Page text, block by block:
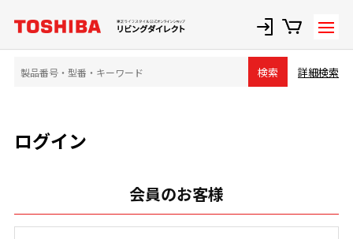
検索 詳細検索
ログイン
会員のお客様